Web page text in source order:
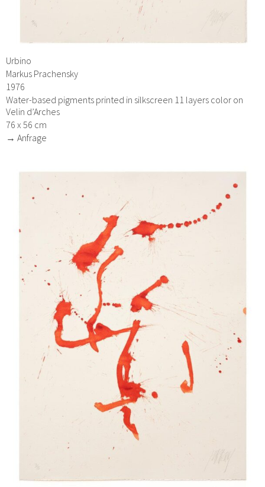
Urbino
Markus Prachensky
1976
Water-based pigments printed in silkscreen 11 layers color on
Velin d’Arches
76 x 56 cm
→ Anfrage